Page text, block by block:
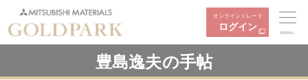
オンライントレード
ログイン
MENU
豊島逸夫の手帖